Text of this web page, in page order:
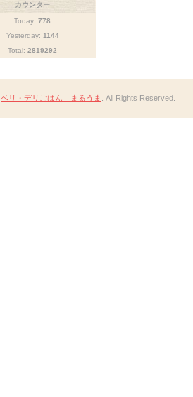
カウンター
Today: 778
Yesterday: 1144
Total: 2819292
ベリ・デリごはん まるうま . All Rights Reserved.